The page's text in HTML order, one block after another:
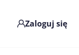
Zaloguj się